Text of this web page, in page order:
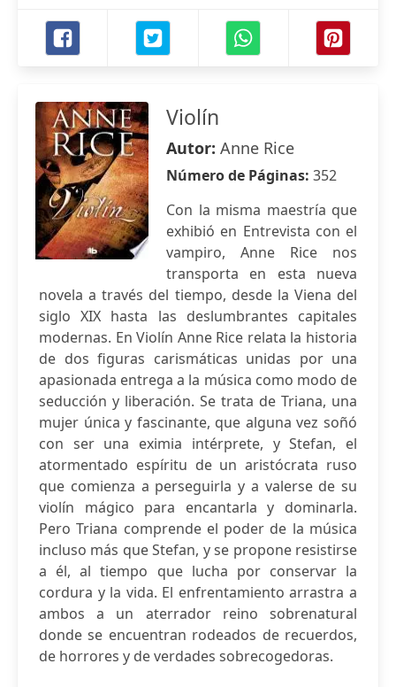
Violín
Autor: Anne Rice
Número de Páginas: 352
Con la misma maestría que
exhibió en Entrevista con el
vampiro, Anne Rice nos
transporta en esta nueva
novela a través del tiempo, desde la Viena del
siglo XIX hasta las deslumbrantes capitales
modernas. En Violín Anne Rice relata la historia
de dos figuras carismáticas unidas por una
apasionada entrega a la música como modo de
seducción y liberación. Se trata de Triana, una
mujer única y fascinante, que alguna vez soñó
con ser una eximia intérprete, y Stefan, el
atormentado espíritu de un aristócrata ruso
que comienza a perseguirla y a valerse de su
violín mágico para encantarla y dominarla.
Pero Triana comprende el poder de la música
incluso más que Stefan, y se propone resistirse
a él, al tiempo que lucha por conservar la
cordura y la vida. El enfrentamiento arrastra a
ambos a un aterrador reino sobrenatural
donde se encuentran rodeados de recuerdos,
de horrores y de verdades sobrecogedoras.